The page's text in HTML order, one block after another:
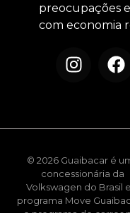
preocupações e
com economia
© 2026 Guaibacar é
concessionária da
Volkswagen do Brasil
programa Move